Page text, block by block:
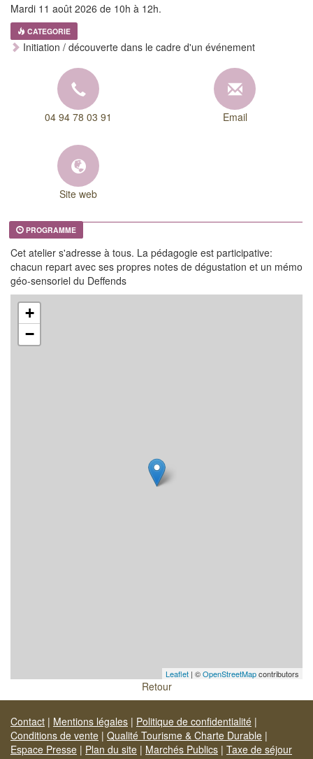
Mardi 11 août 2026 de 10h à 12h.
CATEGORIE
Initiation / découverte dans le cadre d'un événement
04 94 78 03 91 Email
Site web
PROGRAMME
Cet atelier s'adresse à tous. La pédagogie est participative:
chacun repart avec ses propres notes de dégustation et un mémo
géo-sensoriel du Deffends
+
−
Leaflet | ©OpenStreetMapcontributors
Retour
Contact | Mentions légales | Politique de confidentialité |
Conditions de vente | Qualité Tourisme & Charte Durable |
Espace Presse | Plan du site | Marchés Publics | Taxe de séjour